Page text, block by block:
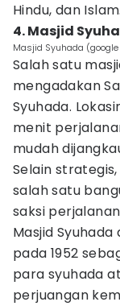
Hindu, dan Islam.
4. Masjid
Masjid Syuhada
Salah satu
mengadakan
Syuhada.
menit
mudah
Selain
salah satu
saksi
Masjid
pada 1952
para syuhada
perjuangan